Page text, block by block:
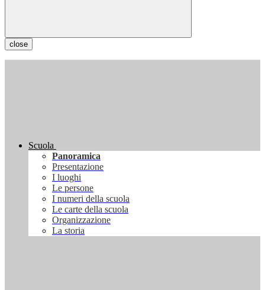
close
Scuola
Panoramica
Presentazione
I luoghi
Le persone
I numeri della scuola
Le carte della scuola
Organizzazione
La storia